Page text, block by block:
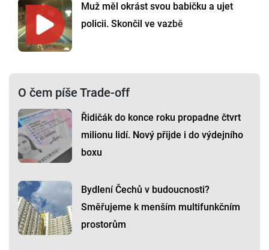
Muž měl okrást svou babičku a ujet
policii. Skončil ve vazbě
O čem píše Trade-off
Řidičák do konce roku propadne čtvrt
milionu lidí. Nový přijde i do výdejního
boxu
Bydlení Čechů v budoucnosti?
Směřujeme k menším multifunkčním
prostorům